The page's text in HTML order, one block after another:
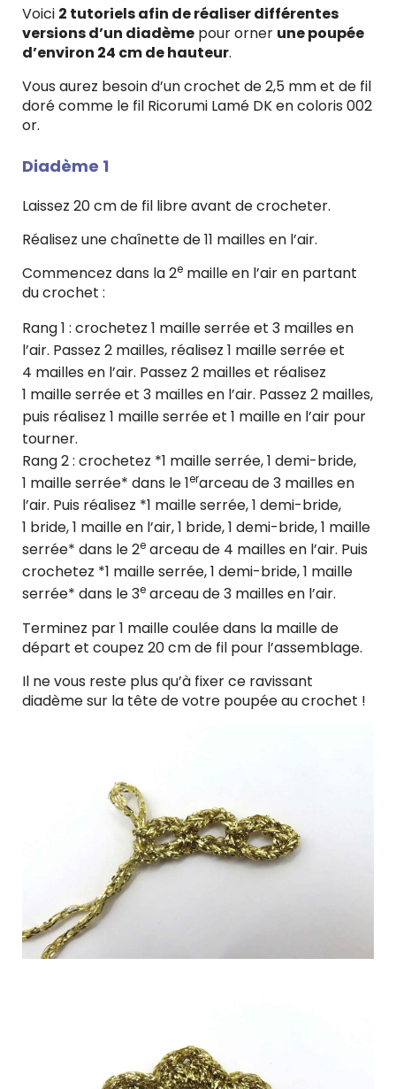
Voici 2 tutoriels afin de réaliser différentes
versions d’un diadème pour orner une poupée
d’environ 24 cm de hauteur.
Vous aurez besoin d’un crochet de 2,5 mm et de fil
doré comme le fil Ricorumi Lamé DK en coloris 002
or.
Diadème 1
Laissez 20 cm de fil libre avant de crocheter.
Réalisez une chaînette de 11 mailles en l’air.
Commencez dans la 2e maille en l’air en partant
du crochet :
Rang 1 : crochetez 1 maille serrée et 3 mailles en
l’air. Passez 2 mailles, réalisez 1 maille serrée et
4 mailles en l’air. Passez 2 mailles et réalisez
1 maille serrée et 3 mailles en l’air. Passez 2 mailles,
puis réalisez 1 maille serrée et 1 maille en l’air pour
tourner.
Rang 2 : crochetez *1 maille serrée, 1 demi-bride,
1 maille serrée* dans le 1erarceau de 3 mailles en
l’air. Puis réalisez *1 maille serrée, 1 demi-bride,
1 bride, 1 maille en l’air, 1 bride, 1 demi-bride, 1 maille
serrée* dans le 2e arceau de 4 mailles en l’air. Puis
crochetez *1 maille serrée, 1 demi-bride, 1 maille
serrée* dans le 3e arceau de 3 mailles en l’air.
Terminez par 1 maille coulée dans la maille de
départ et coupez 20 cm de fil pour l’assemblage.
Il ne vous reste plus qu’à fixer ce ravissant
diadème sur la tête de votre poupée au crochet !